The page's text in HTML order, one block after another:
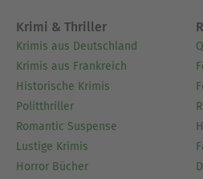
Krimi & Thriller
Krimis aus Deutschland
Krimis aus Frankreich
Historische Krimis
Politthriller
Romantic Suspense
Lustige Krimis
Horror Bücher